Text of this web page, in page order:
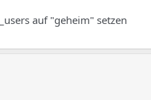
auf "geheim" setzen